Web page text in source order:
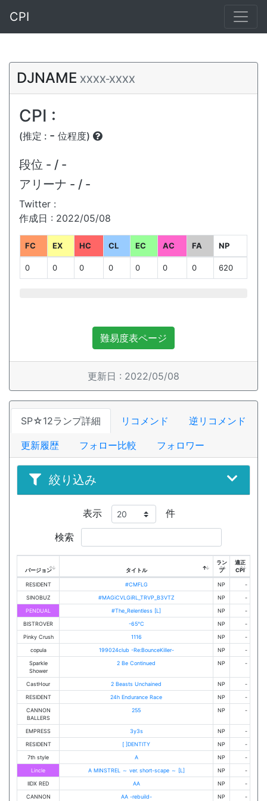
CPI
DJNAME XXXX-XXXX
CPI :
(推定 : - 位程度)
段位 - / -
アリーナ - / -
Twitter :
作成日 : 2022/05/08
FC EX HC CL EC AC FA NP
0 0 0 0 0 0 0 620
難易度表ページ
更新日 : 2022/05/08
SP☆12ランプ詳細 リコメンド 逆リコメンド
更新履歴 フォロー比較 フォロワー
絞り込み
表示 件
検索
バージョン タイトル
ラン
プ
適正
CPI
RESIDENT #CMFLG NP
-
SINOBUZ
#MAGiCVLGiRL_TRVP_B3VTZ NP
-
PENDUAL
#The_Relentless [L] NP
-
BISTROVER
-65℃ NP
-
Pinky Crush
1116 NP
-
copula
199024club -Re:BounceKiller- NP
-
Sparkle
Shower
2 Be Continued NP -
CastHour 2 Beasts Unchained NP
-
RESIDENT
24h Endurance Race NP
-
CANNON
BALLERS
255 NP -
EMPRESS 3y3s NP
-
RESIDENT
[ ]DENTITY NP
-
7th style
A NP
-
Lincle
A MINSTREL ～ ver. short-scape ～ [L] NP
-
IIDX RED
AA NP
-
CANNON
AA -rebuild- NP -